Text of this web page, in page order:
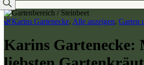
🌿Karins Gartenecke, Alle anzeigen, Garten
Karins Gartenecke: